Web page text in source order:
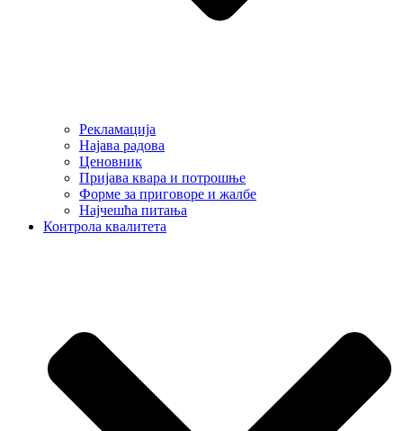
Рекламација
Најава радова
Ценовник
Пријава квара и потрошње
Форме за приговоре и жалбе
Најчешћа питања
Контрола квалитета